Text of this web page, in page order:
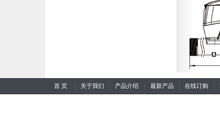
首 页 关于我们 产品介绍 最新产品 在线订购